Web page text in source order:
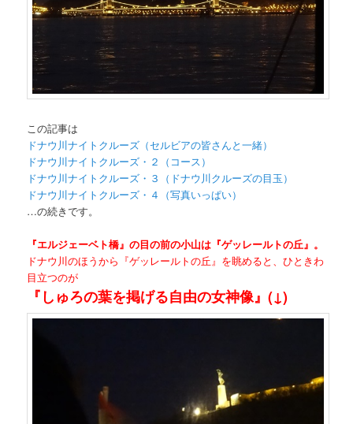
この記事は
ドナウ川ナイトクルーズ（セルビアの皆さんと一緒）
ドナウ川ナイトクルーズ・２（コース）
ドナウ川ナイトクルーズ・３（ドナウ川クルーズの目玉）
ドナウ川ナイトクルーズ・４（写真いっぱい）
…の続きです。
『エルジェーベト橋』の目の前の小山は『ゲッレールトの丘』。
ドナウ川のほうから『ゲッレールトの丘』を眺めると、ひときわ
目立つのが
『しゅろの葉を掲げる自由の女神像』(↓)